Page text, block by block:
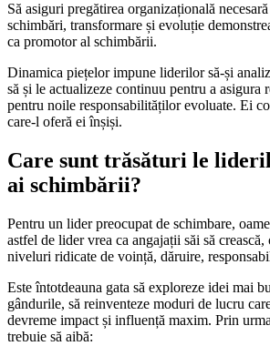
Să asiguri pregătirea organizațională
schimbări, transformare și evoluție
ca promotor al schimbării.
Dinamica piețelor impune liderilor să-și
să și le actualizeze continuu pentru a asigura
pentru noile responsabilităților evoluate. Ei
care-l oferă ei înșiși.
Care sunt trăsături le
ai schimbării?
Pentru un lider preocupat de schimbare,
astfel de lider vrea ca angajații săi să crească,
niveluri ridicate de voință, dăruire,
Este întotdeauna gata să exploreze idei mai
gândurile, să reinventeze moduri de lucru
devreme impact și influență maxim. Prin
trebuie să aibă: